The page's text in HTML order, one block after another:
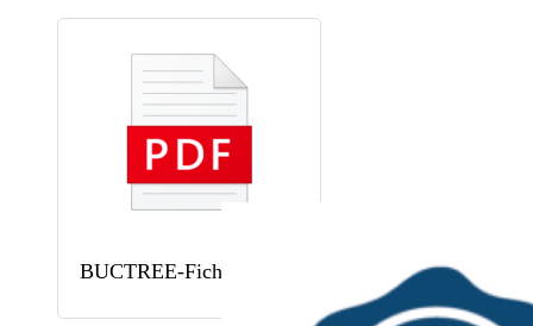
BUCTREE-Ficha técnica